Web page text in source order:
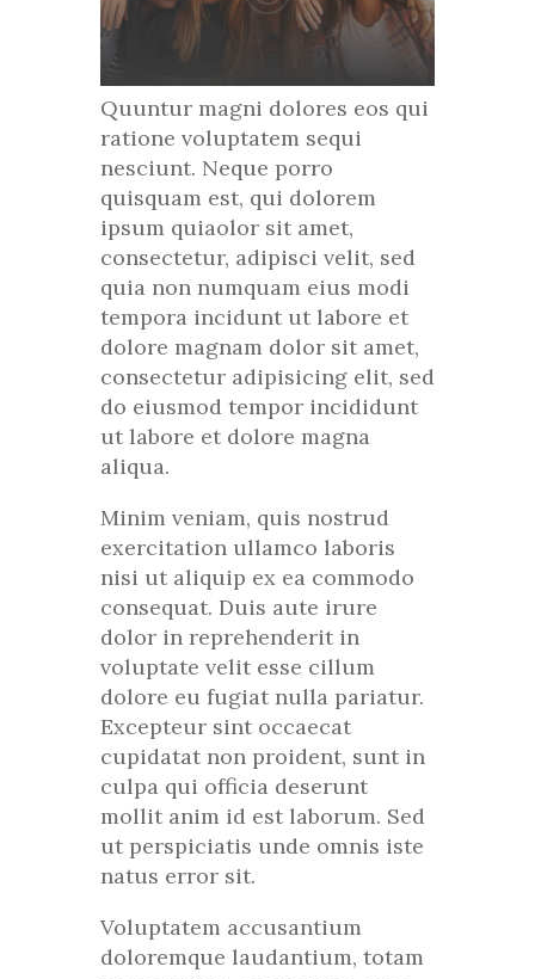
Quuntur magni dolores eos qui
ratione voluptatem sequi
nesciunt. Neque porro
quisquam est, qui dolorem
ipsum quiaolor sit amet,
consectetur, adipisci velit, sed
quia non numquam eius modi
tempora incidunt ut labore et
dolore magnam dolor sit amet,
consectetur adipisicing elit, sed
do eiusmod tempor incididunt
ut labore et dolore magna
aliqua.
Minim veniam, quis nostrud
exercitation ullamco laboris
nisi ut aliquip ex ea commodo
consequat. Duis aute irure
dolor in reprehenderit in
voluptate velit esse cillum
dolore eu fugiat nulla pariatur.
Excepteur sint occaecat
cupidatat non proident, sunt in
culpa qui officia deserunt
mollit anim id est laborum. Sed
ut perspiciatis unde omnis iste
natus error sit.
Voluptatem accusantium
doloremque laudantium, totam